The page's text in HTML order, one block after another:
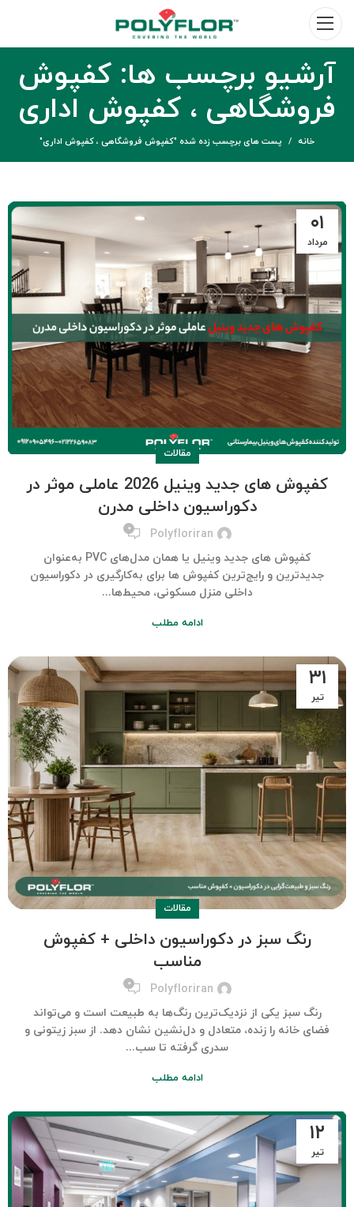
آرشیو برچسب ها: کفپوش
فروشگاهی ، کفپوش اداری
خانه پست های برچسب زده شده "کفپوش فروشگاهی ، کفپوش اداری"
۰۱
مرداد
مقالات
کفپوش های جدید وینیل 2026 عاملی موثر در
دکوراسیون داخلی مدرن
Polyfloriran ۰
کفپوش های جدید وینیل یا همان مدل‌های PVC به‌عنوان
جدیدترین و رایج‌ترین کفپوش ها برای به‌کارگیری در دکوراسیون
داخلی منزل مسکونی، محیط‌ها...
ادامه مطلب
۳۱
تیر
مقالات
رنگ سبز در دکوراسیون داخلی + کفپوش
مناسب
Polyfloriran ۰
رنگ سبز یکی از نزدیک‌ترین رنگ‌ها به طبیعت است و می‌تواند
فضای خانه را زنده، متعادل و دل‌نشین نشان دهد. از سبز زیتونی و
سدری گرفته تا سب...
ادامه مطلب
۱۲
تیر